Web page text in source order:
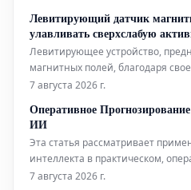
Левитирующий датчик
улавливать сверхслабую
Левитирующее устройство,
магнитных полей, благодаря
может составить конкуренцию
Помимо этого, новый датчик
перспективы для применения в
7 августа 2026 г.
Оперативное
ИИ
Эта статья рассматривает
интеллекта в практическом,
тропических циклонов.
7 августа 2026 г.